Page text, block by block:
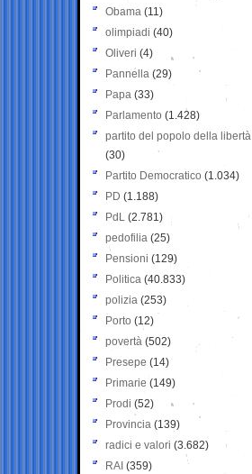
Obama (11)
olimpiadi (40)
Oliveri (4)
Pannella (29)
Papa (33)
Parlamento (1.428)
partito del popolo della libertà
(30)
Partito Democratico (1.034)
PD (1.188)
PdL (2.781)
pedofilia (25)
Pensioni (129)
Politica (40.833)
polizia (253)
Porto (12)
povertà (502)
Presepe (14)
Primarie (149)
Prodi (52)
Provincia (139)
radici e valori (3.682)
RAI (359)